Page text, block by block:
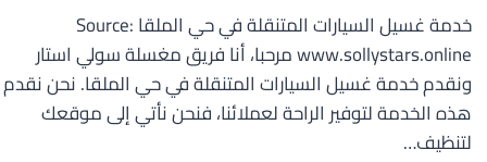
خدمة غسيل السيارات المتنقلة في حي الملقا Source:
www.sollystars.online مرحبا، أنا فريق مغسلة سولي استار
ونقدم خدمة غسيل السيارات المتنقلة في حي الملقا. نحن نقدم
هذه الخدمة لتوفير الراحة لعملائنا، فنحن نأتي إلى موقعك
لتنظيف…